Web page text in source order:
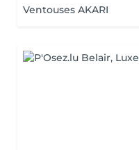
Ventouses AKARI